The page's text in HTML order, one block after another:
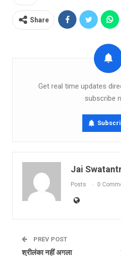
Share
Get real time updates
subscribe
Jai
Posts 0
PREV POST
श्रीलंका नहीं अगला